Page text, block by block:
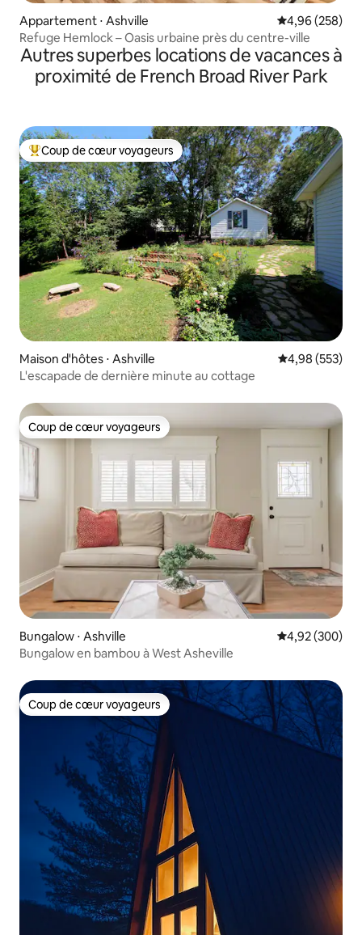
Appartement ⋅ Ashville Évaluation
4,96 (258)
Refuge Hemlock – Oasis urbaine près du centre-ville
Autres superbes locations de vacances à
proximité de French Broad River Park
Coups de cœur voyageurs les plus appréciés
Coup de cœur voyageurs
Maison d'hôtes ⋅ Ashville Évaluation
4,98 (553)
L'escapade de dernière minute au cottage
Coup de cœur voyageurs
Coup de cœur voyageurs
Bungalow ⋅ Ashville Évaluation
4,92 (300)
Bungalow en bambou à West Asheville
Coup de cœur voyageurs
Coup de cœur voyageurs